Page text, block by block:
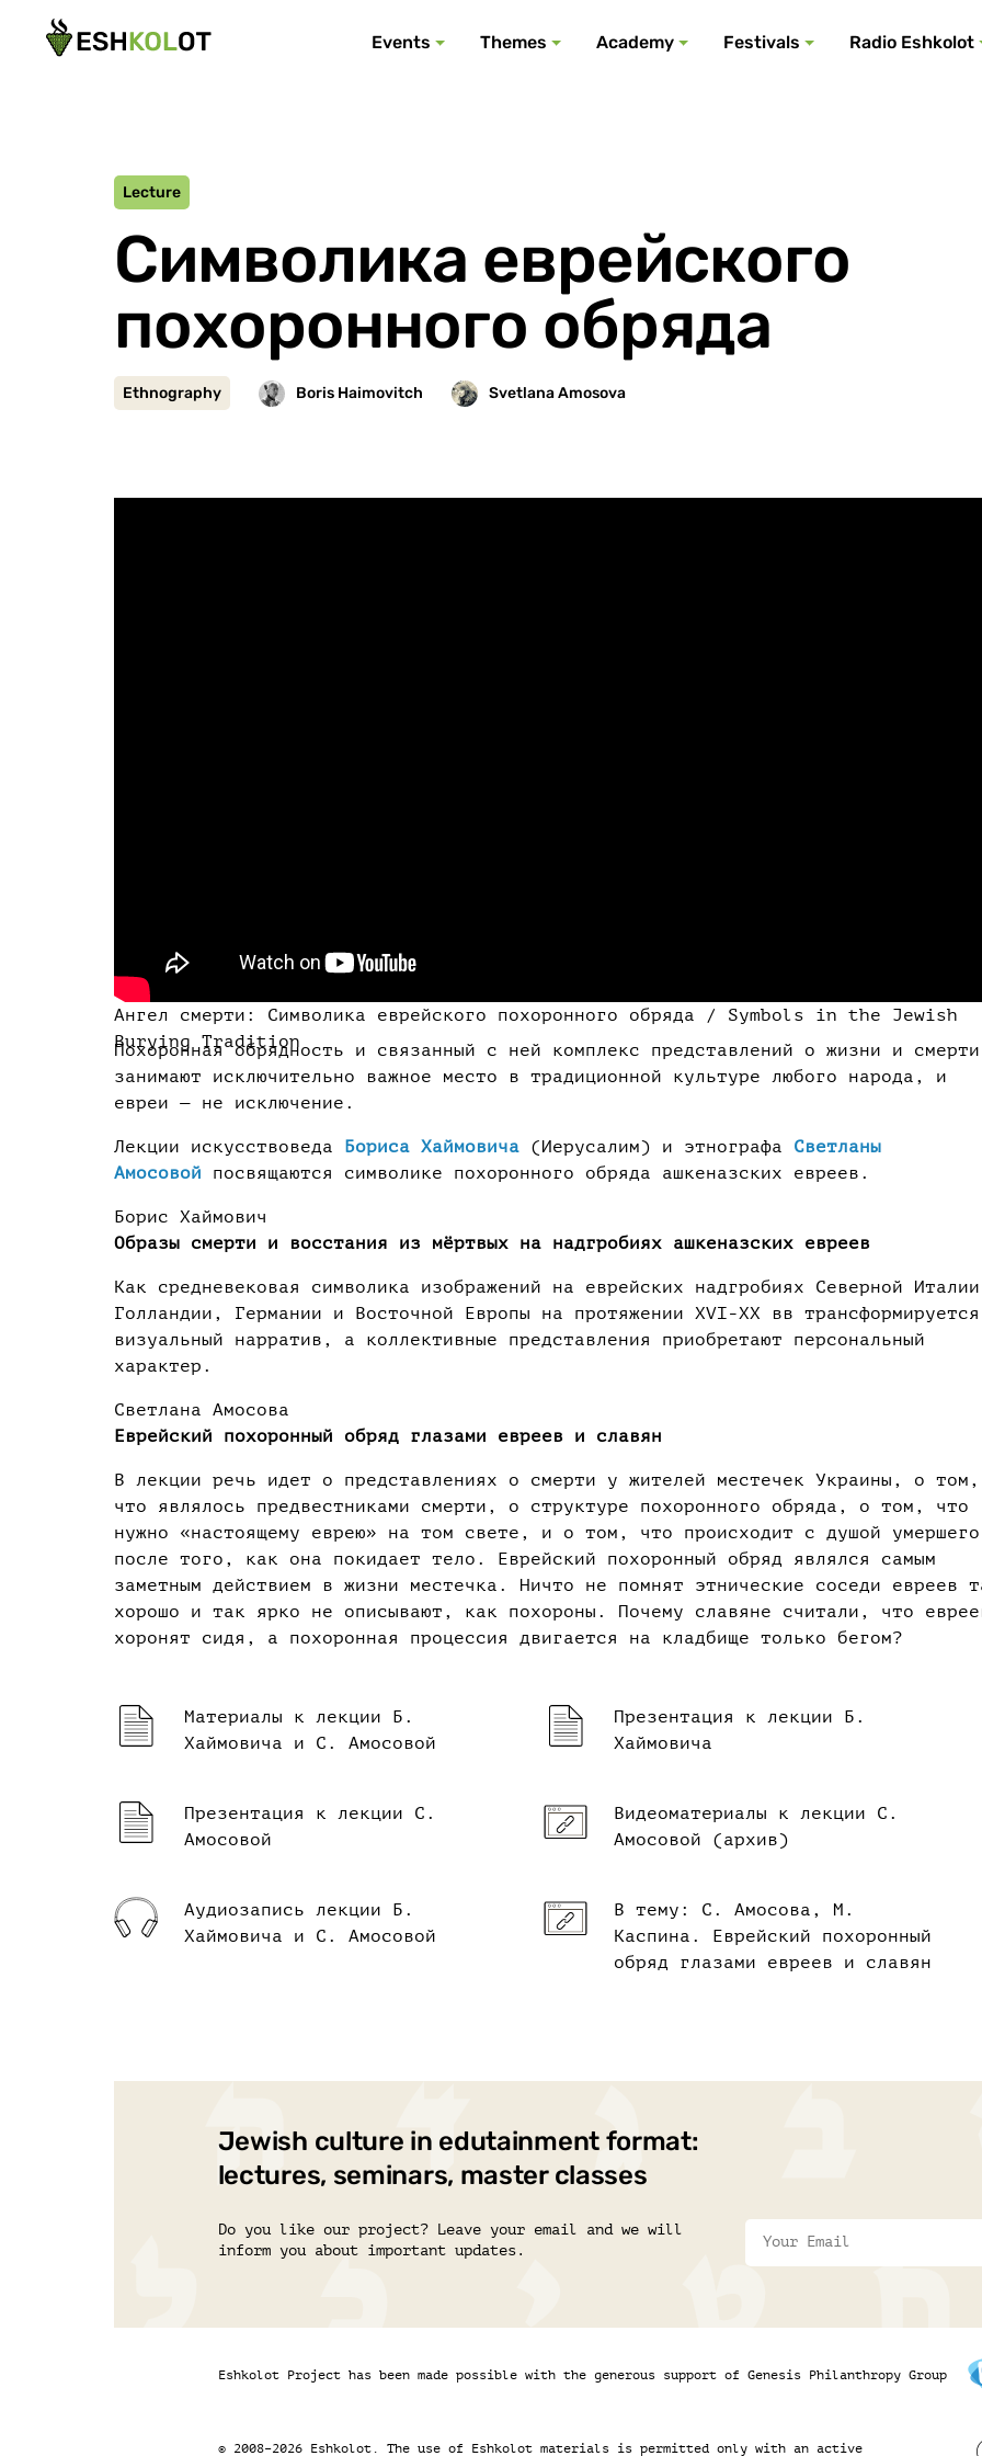
Events
Themes
All themes
Academy
Festivals
Radio Eshkolot
Символика еврейского
похоронного обряда
Lecture
Ethnography
Ангел смерти: Символика еврейского похоронного обряда / Symbols in the Jewish
Burying Tradition
Похоронная обрядность и связанный с ней комплекс представлений о жизни и смерти
занимают исключительно важное место в традиционной культуре любого народа, и
евреи — не исключение.
Лекции искусствоведа Бориса Хаймовича (Иерусалим) и этнографа Светланы
Амосовой посвящаются символике похоронного обряда ашкеназских евреев.
Борис Хаймович
Образы смерти и восстания из мёртвых на надгробиях ашкеназских евреев
Как средневековая символика изображений на еврейских надгробиях Северной
Голландии, Германии и Восточной Европы на протяжении XVI-XX вв
визуальный нарратив, а коллективные представления приобретают персональный
характер.
Светлана Амосова
Еврейский похоронный обряд глазами евреев и славян
В лекции речь идет о представлениях о смерти у жителей местечек Украины, о том,
что являлось предвестниками смерти, о структуре похоронного обряда, о том, что
нужно «настоящему еврею» на том свете, и о том, что происходит с душой умершего
после того, как она покидает тело. Еврейский похоронный обряд являлся самым
заметным действием в жизни местечка. Ничто не помнят этнические соседи евреев
хорошо и так ярко не описывают, как похороны. Почему славяне считали, что
хоронят сидя, а похоронная процессия двигается на кладбище только бегом?
Материалы к лекции Б.
Хаймовича и С. Амосовой
Презентация к лекции Б.
Хаймовича
Презентация к лекции С.
Амосовой
Видеоматериалы к лекции С.
Амосовой (архив)
Аудиозапись лекции Б.
Хаймовича и С. Амосовой
В тему: С. Амосова, М.
Каспина. Еврейский похоронный
обряд глазами евреев и славян
Jewish culture in edutainment format:
lectures, seminars, master classes
Do you like our project? Leave your email and we will
inform you about important updates.
Eshkolot Project has been made possible with the generous support of Genesis Philanthropy Group
© 2008–2026 Eshkolot. The use of Eshkolot materials is permitted only with an active